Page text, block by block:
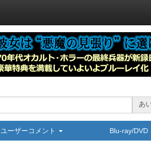
あ
ユーザーコメント Blu-ray/DVD